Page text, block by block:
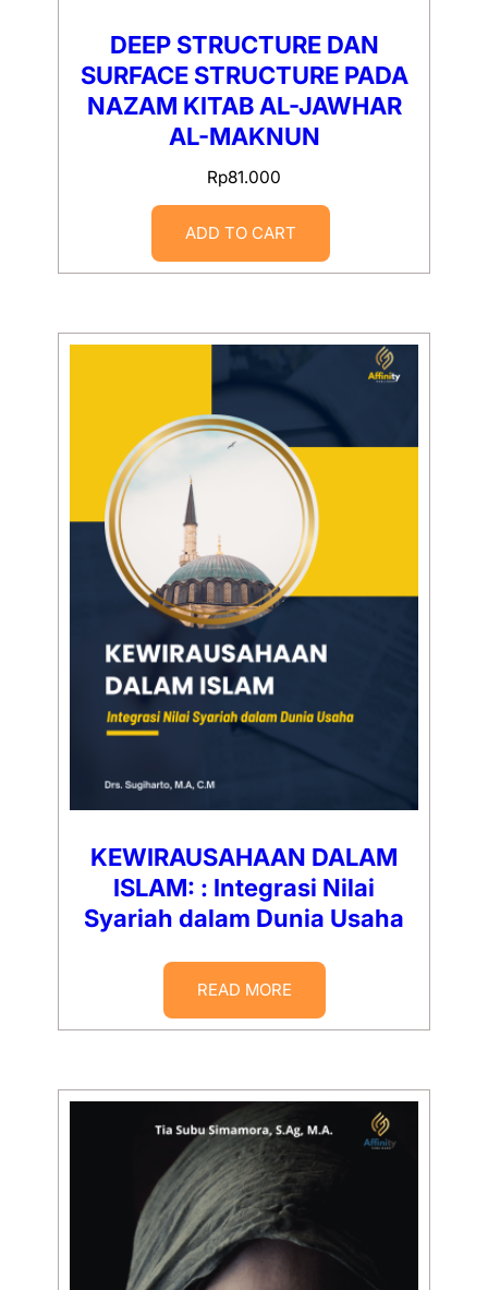
DEEP STRUCTURE DAN
SURFACE STRUCTURE PADA
NAZAM KITAB AL-JAWHAR
AL-MAKNUN
Rp81.000
ADD TO CART
KEWIRAUSAHAAN DALAM
ISLAM: : Integrasi Nilai
Syariah dalam Dunia Usaha
READ MORE